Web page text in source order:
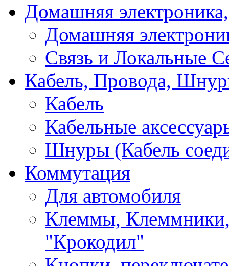
Домашняя
Домашняя
Связь и Локальные
Кабель, Провода,
Кабель
Кабельные
Шнуры (Кабель
Коммутация
Для автомобиля
Клеммы,
"Крокодил"